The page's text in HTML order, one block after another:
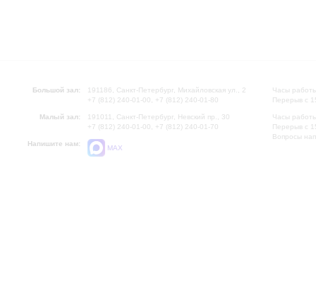
Большой зал:
191186, Санкт-Петербург, Михайловская ул., 2
+7 (812) 240-01-00, +7 (812) 240-01-80
Малый зал:
191011, Санкт-Петербург, Невский пр., 30
+7 (812) 240-01-00, +7 (812) 240-01-70
Напишите нам:
MAX
Часы
Перерыв с
Часы
Перерыв с
Вопросы